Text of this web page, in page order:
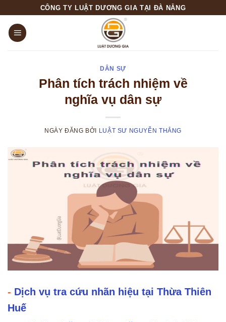
content
CÔNG TY LUẬT DƯƠNG GIA TẠI ĐÀ NẴNG
DÂN SỰ
Phân tích trách nhiệm về
nghĩa vụ dân sự
NGÀY ĐĂNG BỞI LUẬT SƯ NGUYỄN THẮNG
- Dịch vụ tra cứu nhãn hiệu tại Thừa Thiên
Huế